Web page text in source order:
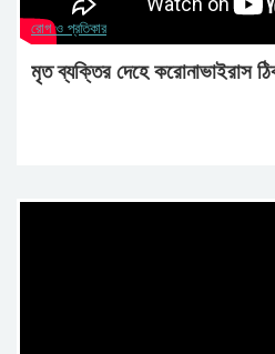
রোগ ও প্রতিকার
মৃত ব্যক্তির দেহে করোনাভাইরাস